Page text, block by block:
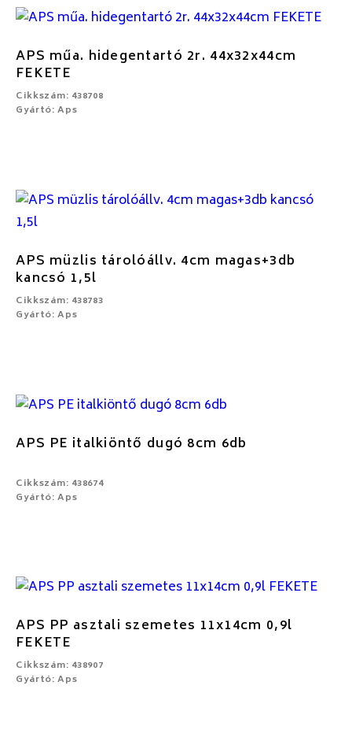
APS műa. hidegentartó 2r. 44x32x44cm
FEKETE
Cikkszám: 438708
Gyártó: Aps
APS müzlis tárolóállv. 4cm magas+3db
kancsó 1,5l
Cikkszám: 438783
Gyártó: Aps
APS PE italkiöntő dugó 8cm 6db
Cikkszám: 438674
Gyártó: Aps
APS PP asztali szemetes 11x14cm 0,9l
FEKETE
Cikkszám: 438907
Gyártó: Aps